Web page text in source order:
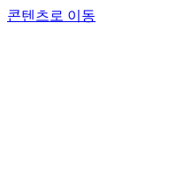
콘텐츠로 이동